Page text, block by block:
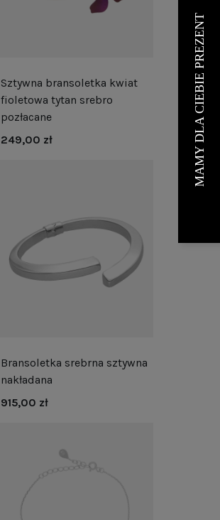
Sztywna bransoletka kwiat
fioletowa tytan srebro
pozłacane
249,00 zł
Bransoletka srebrna sztywna
nakładana
915,00 zł